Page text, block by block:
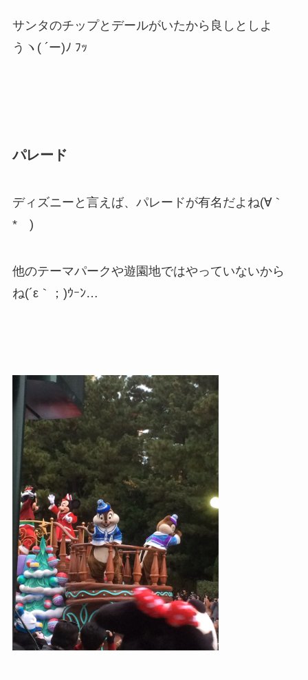
サンタのチップとデールがいたから良しとしよ
うヽ( ´ー)ﾉ ﾌｯ
パレード
ディズニーと言えば、パレードが有名だよね(∀｀
*ゞ)
他のテーマパークや遊園地ではやっていないから
ね(´ε｀；)ｳｰﾝ…